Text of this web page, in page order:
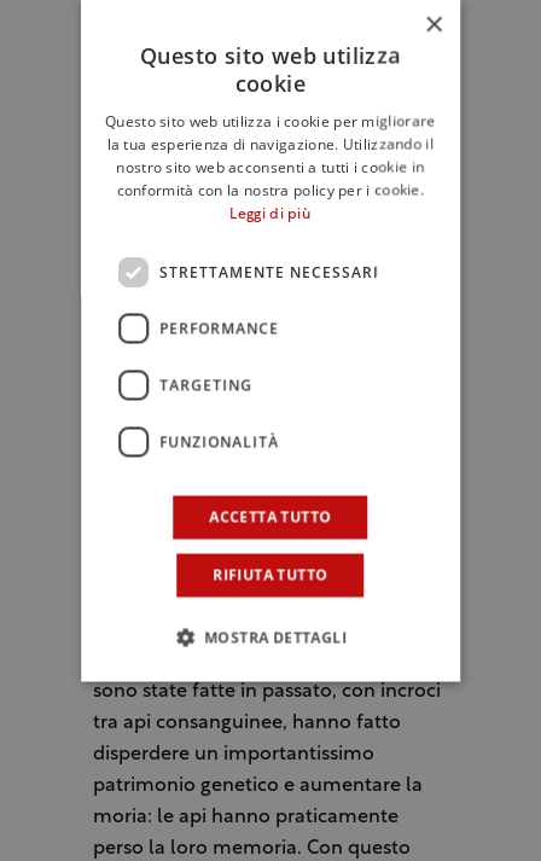
disposizione una banca dati genetica
che ci permetterà di ampliare il
patrimonio delle api nere presenti in
Sicilia e che avrà un importante ritorno
per la conservazione e la riproduzione
delle sottospecie”.
Negli ultimi anni, infatti, il declino
delle popolazioni di api a livello
globale ha evidenziato proprio
l’importanza della conservazione
da altre aree geografiche ha portato a
tra api e ambiente.
“Il mio pensiero in tutti questi anni –
aggiunge l’apicoltore Carlo Amodeo –
è sempre stato quello di mettere in
sono state fatte in passato, con incroci
tra api consanguinee, hanno fatto
disperdere un importantissimo
patrimonio genetico e aumentare la
moria: le api hanno praticamente
perso la loro memoria. Con questo
×
Questo sito web utilizza
cookie
Questo sito web utilizza i cookie per migliorare
la tua esperienza di navigazione. Utilizzando il
nostro sito web acconsenti a tutti i cookie in
conformità con la nostra policy per i cookie.
Leggi di più
STRETTAMENTE NECESSARI
PERFORMANCE
TARGETING
FUNZIONALITÀ
ACCETTA TUTTO
RIFIUTA TUTTO
MOSTRA DETTAGLI